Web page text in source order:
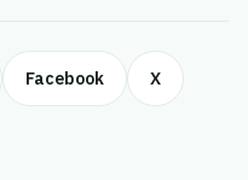
Facebook X